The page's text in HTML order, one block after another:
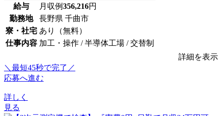
給与 月収例356,216円
勤務地
長野県 千曲市
寮・社宅 あり（無料）
仕事内容 加工・操作 / 半導体工場 / 交替制
詳細を表示
＼最短45秒で完了／
応募へ進む
詳しく
見る